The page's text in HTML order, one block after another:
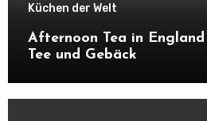
Küchen der Welt
Afternoon Tea in
Tee und Gebäck